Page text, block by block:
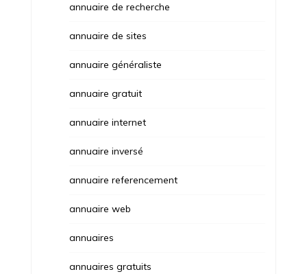
annuaire de recherche
annuaire de sites
annuaire généraliste
annuaire gratuit
annuaire internet
annuaire inversé
annuaire referencement
annuaire web
annuaires
annuaires gratuits